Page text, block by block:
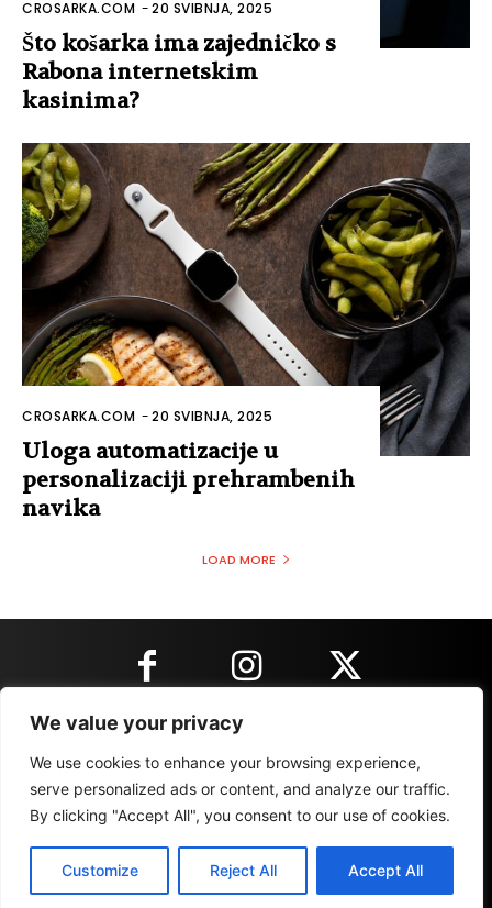
We value your privacy
We use cookies to enhance your browsing experience,
serve personalized ads or content, and analyze our traffic.
By clicking "Accept All", you consent to our use of cookies.
Customize Reject All Accept All
CROSARKA.COM -20 SVIBNJA, 2025
Što košarka ima zajedničko s
Rabona internetskim
kasinima?
CROSARKA.COM -20 SVIBNJA, 2025
Uloga automatizacije u
personalizaciji prehrambenih
navika
LOAD MORE
KONTAKT INFORMACIJE
IMPRESSUM MARKETING REZULTATI